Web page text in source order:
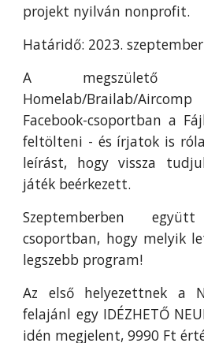
projekt nyilván nonprofit.
Határidő: 2023.
A megszülető
Homelab/Brailab/
Facebook-csoportban a
feltölteni - és írjatok is
leírást, hogy vissza
játék beérkezett.
Szeptemberben
csoportban, hogy melyik
legszebb program!
Az első helyezettnek a
felajánl egy IDÉZHETŐ
idén megjelent, 9990 Ft